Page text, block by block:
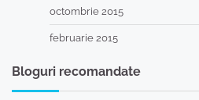
octombrie 2015
februarie 2015
Bloguri recomandate